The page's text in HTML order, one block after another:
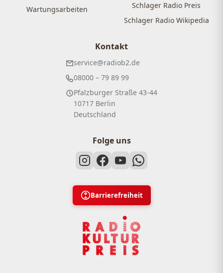
Wartungsarbeiten
Schlager Radio Preis
Schlager Radio Wikipedia
Kontakt
service@radiob2.de
08000 – 79 89 99
Pfalzburger Straße 43-44
10717 Berlin
Deutschland
Folge uns
Barrierefreiheit